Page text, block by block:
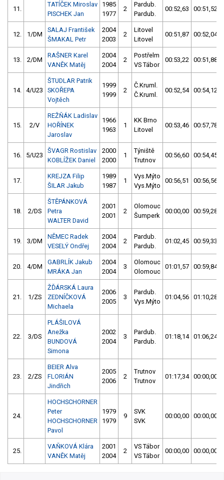
11.
TATÍČEK Miroslav
PISCHEK Jan
1985
1977
2
Pardub.
Pardub.
00:52,63 00:51,52
12. 1/DM
SALAJ František
ŠMAKAL Petr
2004
2003
2
Litovel
Litovel
00:51,87 00:52,04
13. 2/DM
RAŠNER Karel
VANĚK Matěj
2004
2004
2
Postřelm
VS Tábor
00:53,22 00:51,88
14. 4/U23
ŠTUDLAR Patrik
SKOŘEPA
Vojtěch
1999
1999
2
Č.Kruml.
Č.Kruml.
00:52,54 00:54,12
15. 2/V
REŽŇÁK Ladislav
HOŘÍNEK
Jaroslav
1966
1963
1
KK Brno
Litovel
00:53,46 00:57,78
16. 5/U23
ŠVAGR Rostislav
KOBLÍŽEK Daniel
2000
2000
1
Týniště
Trutnov
00:56,60 00:54,45
17.
KREJZA Filip
ŠILAR Jakub
1989
1987
1
Vys.Mýto
Vys.Mýto
00:56,51 00:56,56
18. 2/DS
ŠTĚPÁNKOVÁ
Petra
WALTER David
2001
2001
2
Olomouc
Šumperk
00:00,00 00:59,28
19. 3/DM
NĚMEC Radek
VESELÝ Ondřej
2004
2004
2
Pardub.
Pardub.
01:02,45 00:59,33
20. 4/DM
GABRLÍK Jakub
MRÁKA Jan
2004
2004
3
Olomouc
Olomouc
01:01,57 00:59,84
21. 1/ZS
ŽĎÁRSKÁ Laura
ZEDNÍČKOVÁ
Michaela
2006
2005
3
Pardub.
Vys.Mýto
01:04,56 01:10,28
22. 3/DS
PLÁŠILOVÁ
Anežka
BUNDOVÁ
Simona
2002
2004
3
Pardub.
Pardub.
01:18,14 01:06,24
23. 2/ZS
BEIER Alva
FLORIÁN
Jindřich
2005
2006
2
Trutnov
Trutnov
01:17,34 00:00,00
24.
HOCHSCHORNER
Peter
HOCHSCHORNER
Pavol
1979
1979
9
SVK
SVK
00:00,00 00:00,00
25.
VAŇKOVÁ Klára
VANĚK Matěj
2001
2004
2
VS Tábor
VS Tábor
00:00,00 00:00,00